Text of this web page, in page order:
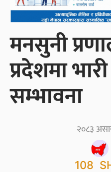
मनसुनी
प्रदेशमा
सम्भावना
२०८३
108